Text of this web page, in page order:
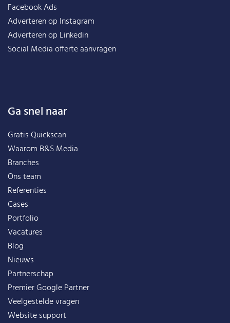
Facebook Ads
Adverteren op Instagram
Adverteren op Linkedin
Social Media offerte aanvragen
Ga snel naar
Gratis Quickscan
Waarom B&S Media
Branches
Ons team
Referenties
Cases
Portfolio
Vacatures
Blog
Nieuws
Partnerschap
Premier Google Partner
Veelgestelde vragen
Website support